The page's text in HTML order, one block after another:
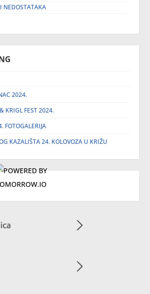
NEDOSTATAKA
2024.
KRIGL FEST 2024.
FOTOGALERIJA
KAZALIŠTA 24. KOLOVOZA U KRIŽU